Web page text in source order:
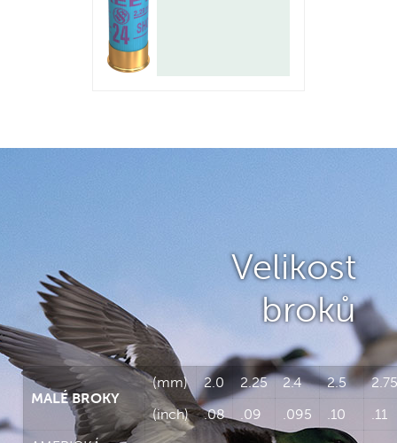
Velikost
broků
MALÉ BROKY
(mm) 2.0 2.25 2.4 2.5
2.75
(inch)
.08 .09 .095 .10
.11